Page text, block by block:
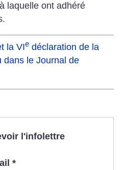
laquelle ont adhéré
la VIe déclaration de la
dans le Journal de
l'infolettre
*